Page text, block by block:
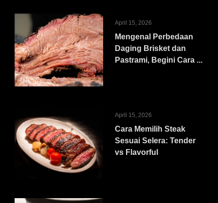
April 15, 2026
Mengenal Perbedaan
Daging Brisket dan
Pastrami, Begini Cara ...
April 15, 2026
Cara Memilih Steak
Sesuai Selera: Tender
vs Flavorful